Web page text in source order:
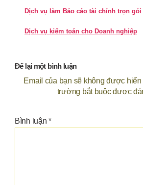
Dịch vụ làm Báo cáo tài chính trọn gói
Dịch vụ kiểm toán cho Doanh nghiệp
Để lại một bình luận
Email của bạn sẽ không được hiển
trường bắt buộc được
Bình luận*